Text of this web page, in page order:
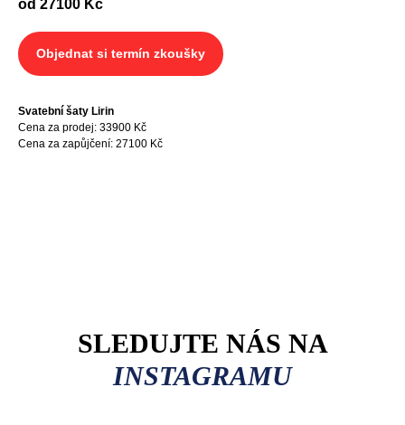
od 27100 Kč
Objednat si termín zkoušky
Svatební šaty Lirin
Cena za prodej: 33900 Kč
Cena za zapůjčení: 27100 Kč
SLEDUJTE NÁS NA
INSTAGRAMU